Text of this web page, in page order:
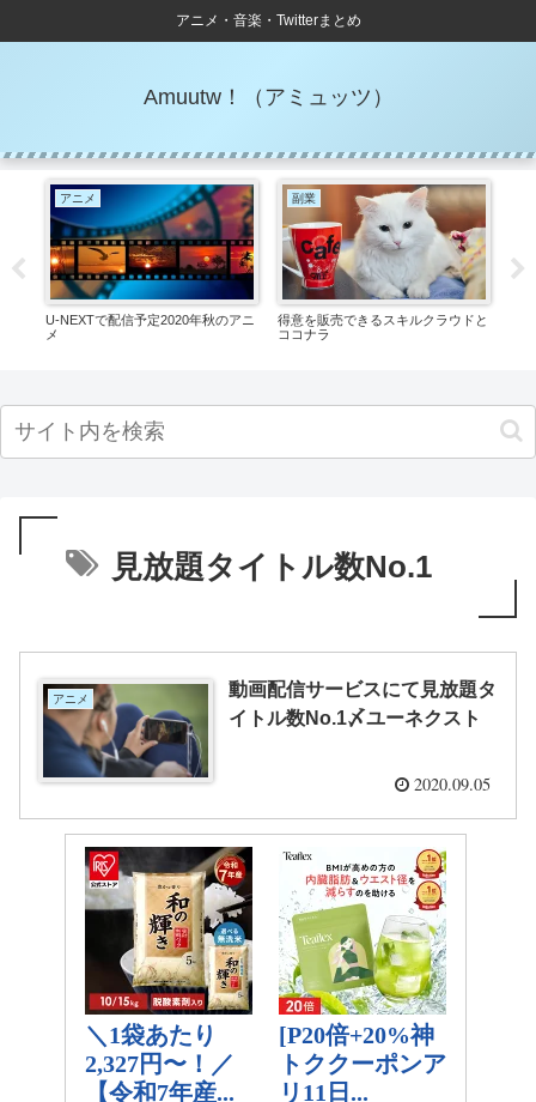
アニメ・音楽・Twitterまとめ
Amuutw！（アミュッツ）
アニメ
U-NEXTで配信予定2020年秋のアニ
メ
副業
得意を販売できるスキルクラウドと
ココナラ
見放題タイトル数No.1
アニメ
動画配信サービスにて見放題タ
イトル数No.1〆ユーネクスト
2020.09.05